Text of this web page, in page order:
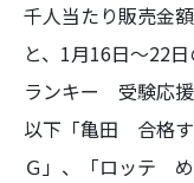
千人当たり販売金
と、1月16日～22
ランキー 受験応
以下「亀田 合格
Ｇ」、「ロッテ